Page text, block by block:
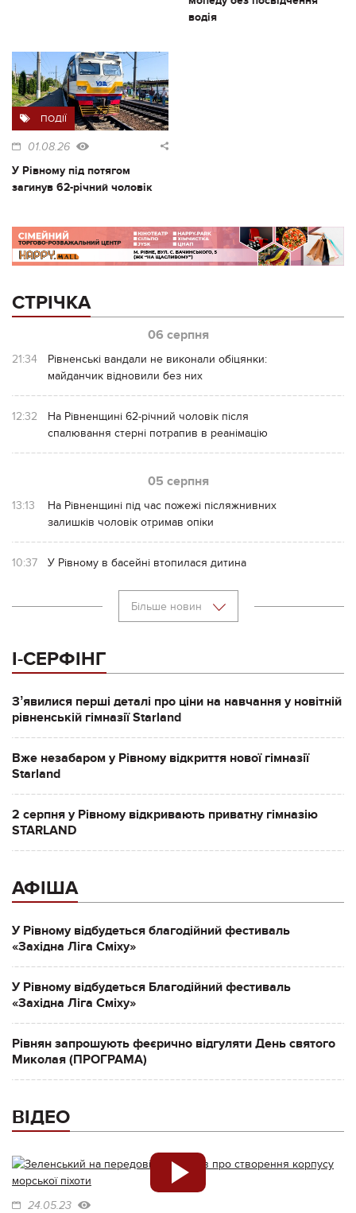
водія
ПОДІЇ
01.08.26
У Рівному під потягом
загинув 62-річний чоловік
СТРІЧКА
06 серпня
21:34
Рівненські вандали не виконали обіцянки:
майданчик відновили без них
12:32
На Рівненщині 62-річний чоловік після
спалювання стерні потрапив в реанімацію
05 серпня
13:13
На Рівненщині під час пожежі післяжнивних
залишків чоловік отримав опіки
10:37 У Рівному в басейні втопилася дитина
Більше новин
І-СЕРФІНГ
Зʼявилися перші деталі про ціни на навчання у новітній
рівненській гімназії Starland
Вже незабаром у Рівному відкриття нової гімназії
Starland
2 серпня у Рівному відкривають приватну гімназію
STARLAND
АФІША
У Рівному відбудеться благодійний фестиваль
«Західна Ліга Сміху»
У Рівному відбудеться Благодійний фестиваль
«Західна Ліга Сміху»
Рівнян запрошують феєрично відгуляти День святого
Миколая (ПРОГРАМА)
ВІДЕО
24.05.23